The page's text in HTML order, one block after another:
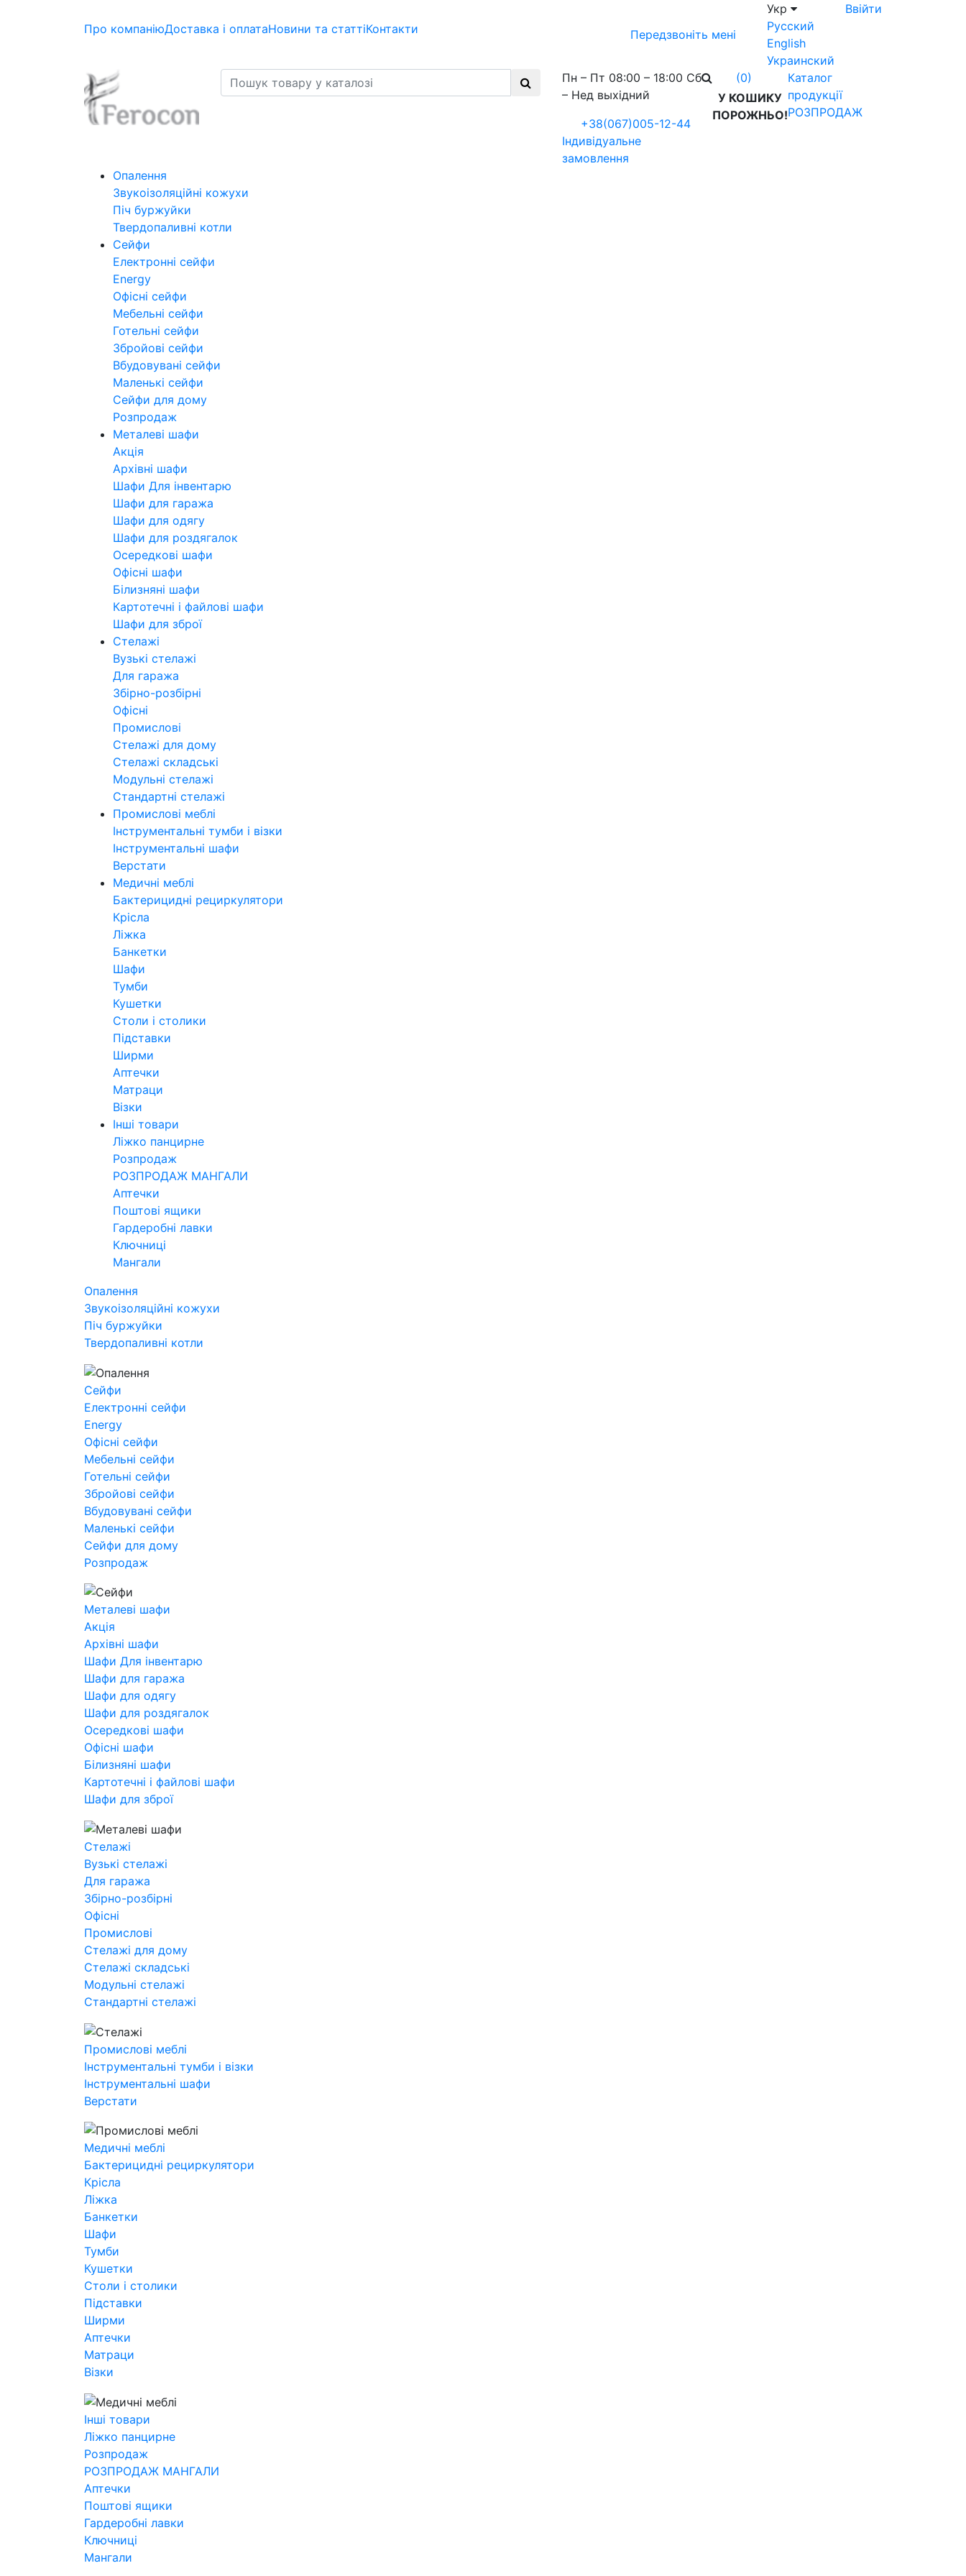
Про компаніюДоставка і оплатаНовини та статтіКонтакти Передзвоніть мені
Укр
Русский
English
Украинский
Ввійти
Пн – Пт 08:00 – 18:00 Сб
– Нед выхідний
+38(067)005-12-44
Індивідуальне
замовлення
(0)
У КОШИКУ
ПОРОЖНЬО!
Каталог
продукції
РОЗПРОДАЖ
Опалення
Звукоізоляційні кожухи
Піч буржуйки
Твердопаливні котли
Сейфи
Електронні сейфи
Energy
Офісні сейфи
Мебельні сейфи
Готельні сейфи
Збройові сейфи
Вбудовувані сейфи
Маленькі сейфи
Сейфи для дому
Розпродаж
Металеві шафи
Акція
Архівні шафи
Шафи Для інвентарю
Шафи для гаража
Шафи для одягу
Шафи для роздягалок
Осередкові шафи
Офісні шафи
Білизняні шафи
Картотечні і файлові шафи
Шафи для зброї
Стелажі
Вузькі стелажі
Для гаража
Збірно-розбірні
Офісні
Промислові
Стелажі для дому
Стелажі складські
Модульні стелажі
Стандартні стелажі
Промислові меблі
Інструментальні тумби і візки
Інструментальні шафи
Верстати
Медичні меблі
Бактерицидні рециркулятори
Крісла
Ліжка
Банкетки
Шафи
Тумби
Кушетки
Столи і столики
Підставки
Ширми
Аптечки
Матраци
Візки
Інші товари
Ліжко панцирне
Розпродаж
РОЗПРОДАЖ МАНГАЛИ
Аптечки
Поштові ящики
Гардеробні лавки
Ключниці
Мангали
Опалення
Звукоізоляційні кожухи
Піч буржуйки
Твердопаливні котли
Сейфи
Електронні сейфи
Energy
Офісні сейфи
Мебельні сейфи
Готельні сейфи
Збройові сейфи
Вбудовувані сейфи
Маленькі сейфи
Сейфи для дому
Розпродаж
Металеві шафи
Акція
Архівні шафи
Шафи Для інвентарю
Шафи для гаража
Шафи для одягу
Шафи для роздягалок
Осередкові шафи
Офісні шафи
Білизняні шафи
Картотечні і файлові шафи
Шафи для зброї
Стелажі
Вузькі стелажі
Для гаража
Збірно-розбірні
Офісні
Промислові
Стелажі для дому
Стелажі складські
Модульні стелажі
Стандартні стелажі
Промислові меблі
Інструментальні тумби і візки
Інструментальні шафи
Верстати
Медичні меблі
Бактерицидні рециркулятори
Крісла
Ліжка
Банкетки
Шафи
Тумби
Кушетки
Столи і столики
Підставки
Ширми
Аптечки
Матраци
Візки
Інші товари
Ліжко панцирне
Розпродаж
РОЗПРОДАЖ МАНГАЛИ
Аптечки
Поштові ящики
Гардеробні лавки
Ключниці
Мангали